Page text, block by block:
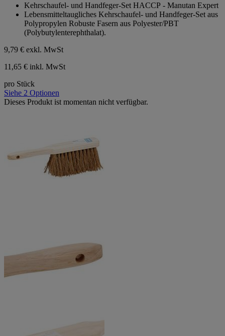
Sternen.
Kehrschaufel- und Handfeger-Set HACCP - Manutan Expert
Lebensmitteltaugliches Kehrschaufel- und Handfeger-Set aus
Polypropylen Robuste Fasern aus Polyester/PBT
(Polybutylenterephthalat).
9,79 € exkl. MwSt
11,65 € inkl. MwSt
pro Stück
Siehe 2 Optionen
Dieses Produkt ist momentan nicht verfügbar.